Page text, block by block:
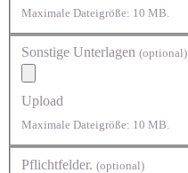
Maximale Dateigröße: 10 MB.
Sonstige Unterlagen (optional)
Upload
Maximale Dateigröße: 10 MB.
Pflichtfelder. (optional)